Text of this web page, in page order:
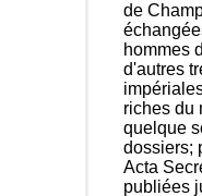
de
hommes
d'autres
riches du
quelque
dossiers;
Acta
publiées